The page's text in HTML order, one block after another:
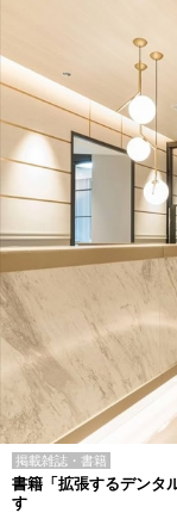
掲載雑誌・書籍
書籍「拡張するデンタ
す